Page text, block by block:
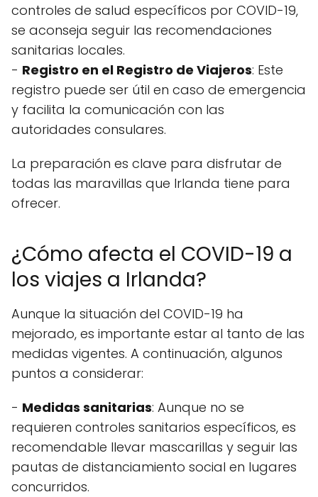
controles de salud específicos por COVID-19,
se aconseja seguir las recomendaciones
sanitarias locales.
- Registro en el Registro de Viajeros: Este
registro puede ser útil en caso de emergencia
y facilita la comunicación con las
autoridades consulares.
La preparación es clave para disfrutar de
todas las maravillas que Irlanda tiene para
ofrecer.
¿Cómo afecta el COVID-19 a
los viajes a Irlanda?
Aunque la situación del COVID-19 ha
mejorado, es importante estar al tanto de las
medidas vigentes. A continuación, algunos
puntos a considerar:
- Medidas sanitarias: Aunque no se
requieren controles sanitarios específicos, es
recomendable llevar mascarillas y seguir las
pautas de distanciamiento social en lugares
concurridos.